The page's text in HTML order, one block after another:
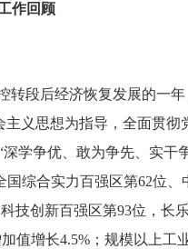
作回顾
转段后经济恢复发展的一年
主义思想为指导，全面贯彻
深学争优、敢为争先、实干
国综合实力百强区第62位、
技创新百强区第93位，长
值增长4.5%；规模以上工